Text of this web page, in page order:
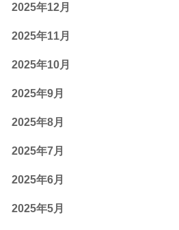
2025年12月
2025年11月
2025年10月
2025年9月
2025年8月
2025年7月
2025年6月
2025年5月